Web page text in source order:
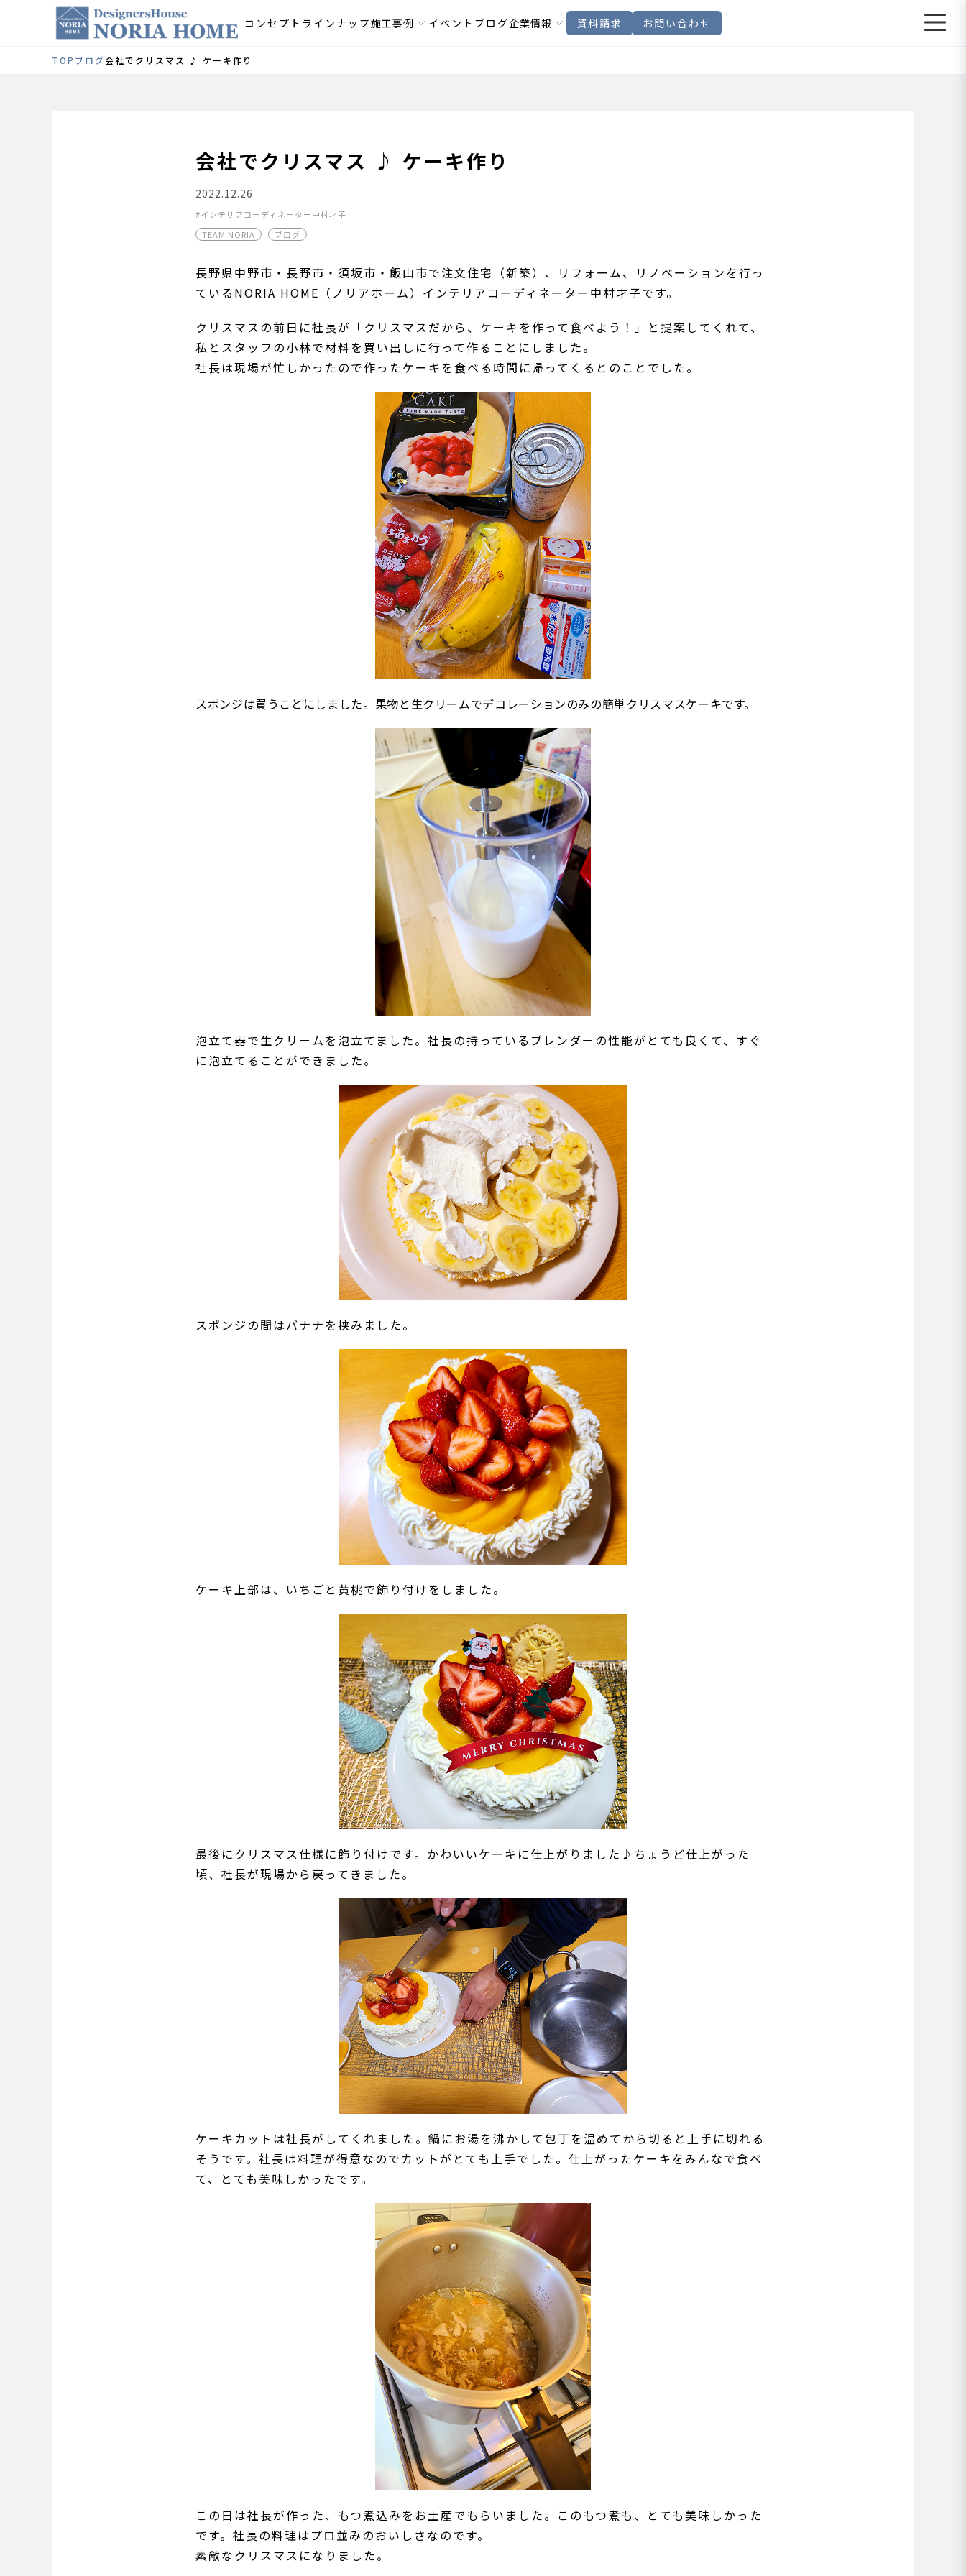
コンセプト ラインナップ施工事例 イベント ブログ企業情報 資料請求 お問い合わせ
TOP ブログ会社でクリスマス ♪ ケーキ作り
会社でクリスマス ♪ ケーキ作り
2022.12.26
インテリアコーディネーター中村才子
TEAM NORIA
ブログ
長野県中野市・長野市・須坂市・飯山市で注文住宅（新築）、リフォーム、リノベーションを行っ
ているNORIA HOME（ノリアホーム）インテリアコーディネーター中村才子です。
クリスマスの前日に社長が「クリスマスだから、ケーキを作って食べよう！」と提案してくれて、
私とスタッフの小林で材料を買い出しに行って作ることにしました。
社長は現場が忙しかったので作ったケーキを食べる時間に帰ってくるとのことでした。
スポンジは買うことにしました。果物と生クリームでデコレーションのみの簡単クリスマスケーキです。
泡立て器で生クリームを泡立てました。社長の持っているブレンダーの性能がとても良くて、すぐ
に泡立てることができました。
スポンジの間はバナナを挟みました。
ケーキ上部は、いちごと黄桃で飾り付けをしました。
最後にクリスマス仕様に飾り付けです。かわいいケーキに仕上がりました♪ちょうど仕上がった
頃、社長が現場から戻ってきました。
ケーキカットは社長がしてくれました。鍋にお湯を沸かして包丁を温めてから切ると上手に切れる
そうです。社長は料理が得意なのでカットがとても上手でした。仕上がったケーキをみんなで食べ
て、とても美味しかったです。
この日は社長が作った、もつ煮込みをお土産でもらいました。このもつ煮も、とても美味しかった
です。社長の料理はプロ並みのおいしさなのです。
素敵なクリスマスになりました。